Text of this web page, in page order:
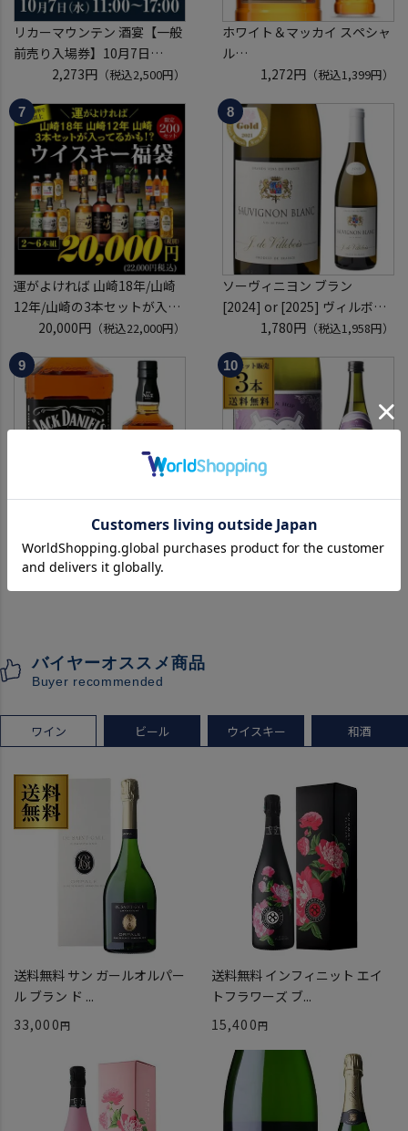
リカーマウンテン 酒宴【一般
前売り入場券】10月7日
(水)11:00～17:00 2026
ホテルグランヴィア京都 3階
「源氏の間」
入場券となるeチケットは【9
月下旬】にメールにて配信予
定
2,273円（税込2,500円）
ホワイト＆マッカイ スペシャ
ル
40度 700ml
スコッチ ウイスキー white &
mackay scotch whisky [長S]
1,272円 （税込1,399円）
運がよければ 山崎18年/山崎
12年/山崎の3本セットが入っ
ているかも！？ ウイスキー福
袋 2～6本組 限定200セット
虎S ※必ずもらえるCP対象
(1P)
20,000円（税込22,000円）
ソーヴィニヨン ブラン
[2024] or [2025] ヴィルボワ
750ml フランス ロワール 辛
口 白ワイン 浜運A
1,780円 （税込1,958円）
ジャック ダニエル ブラック
700ml 正規品 40度 ブラウン
（税込2,288円）
【送料無料 クール代込み】数
量限定
バイヤーオススメ商品
Buyer recommended
ワイン ビール ウイスキー 和酒
送料無料 サン ガールオルパー
ル ブラン ド ...
33,000
送料無料 インフィニット エイ
トフラワーズ ブ...
15,400